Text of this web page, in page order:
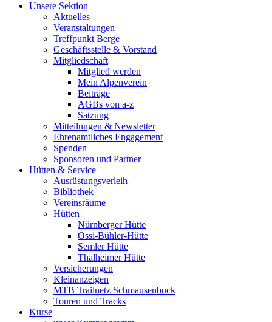
Unsere Sektion
Aktuelles
Veranstaltungen
Treffpunkt Berge
Geschäftsstelle & Vorstand
Mitgliedschaft
Mitglied werden
Mein Alpenverein
Beiträge
AGBs von a-z
Satzung
Mitteilungen & Newsletter
Ehrenamtliches Engagement
Spenden
Sponsoren und Partner
Hütten & Service
Ausrüstungsverleih
Bibliothek
Vereinsräume
Hütten
Nürnberger Hütte
Ossi-Bühler-Hütte
Semler Hütte
Thalheimer Hütte
Versicherungen
Kleinanzeigen
MTB Trailnetz Schmausenbuck
Touren und Tracks
Kurse